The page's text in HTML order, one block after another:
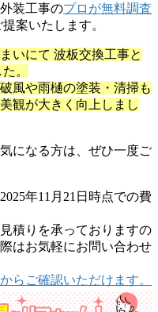
装工事のプロが無料調査
案いたします。
いにて 波板交換工事と
。
風や雨樋の塗装・清掃も
観が大きく向上しまし
になる方は、ぜひ一度ご
年11月21日時点での費
積りを承っておりますの
はお気軽にお問い合わせ
らご確認いただけます。